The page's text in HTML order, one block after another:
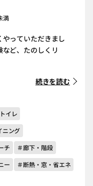
満
っていただきまし
ど、たのしくリ
続きを読む
イレ
ニング
チ
＃廊下・階段
ー
＃断熱・窓・省エネ